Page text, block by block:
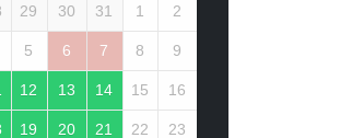
29 30 31 1 2
5 6 7 8 9
12 13 14 15 16
19 20 21 22 23